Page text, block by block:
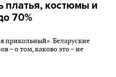
платья, костюмы и
70%